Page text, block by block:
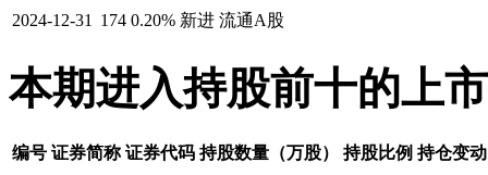
2024-12-31
174 0.20% 新进 流通A股
本期进入持股前十的上
编号 证券简称 证券代码 持股数量（万股） 持股比例 持仓变动